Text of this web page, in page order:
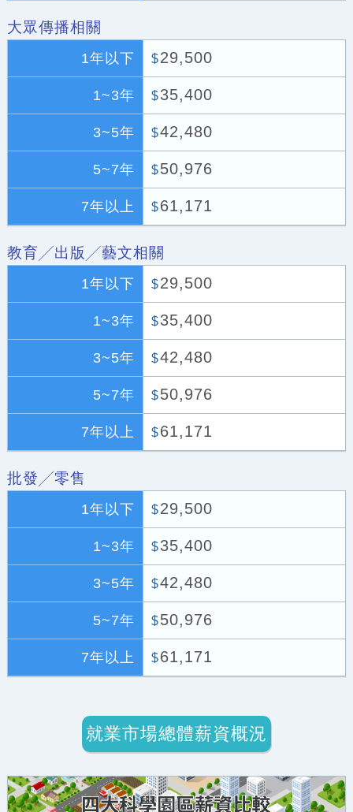
大眾傳播相關
1年以下 $29,500
1~3年 $35,400
3~5年 $42,480
5~7年 $50,976
7年以上 $61,171
教育╱出版╱藝文相關
1年以下 $29,500
1~3年 $35,400
3~5年 $42,480
5~7年 $50,976
7年以上 $61,171
批發╱零售
1年以下 $29,500
1~3年 $35,400
3~5年 $42,480
5~7年 $50,976
7年以上 $61,171
就業市場總體薪資概況